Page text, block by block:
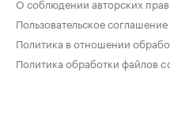
О соблюдении авторских прав
Пользовательское соглашение
Политика в отношении
Политика обработки файлов